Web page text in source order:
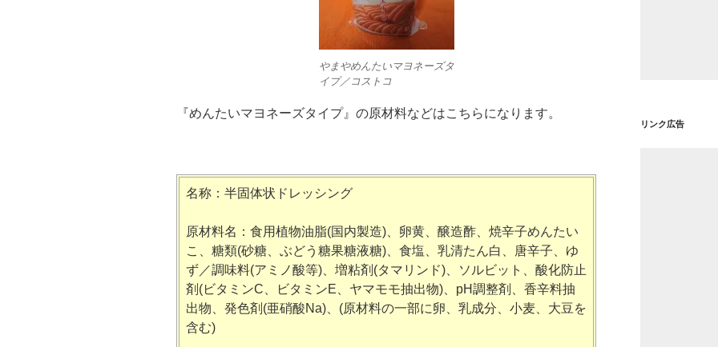
やまやめんたいマヨネーズタ
イプ／コストコ
『めんたいマヨネーズタイプ』の原材料などはこちらになります。
名称：半固体状ドレッシング
原材料名：食用植物油脂(国内製造)、卵黄、醸造酢、焼辛子めんたい
こ、糖類(砂糖、ぶどう糖果糖液糖)、食塩、乳清たん白、唐辛子、ゆ
ず／調味料(アミノ酸等)、増粘剤(タマリンド)、ソルビット、酸化防止
剤(ビタミンC、ビタミンE、ヤマモモ抽出物)、pH調整剤、香辛料抽
出物、発色剤(亜硝酸Na)、(原材料の一部に卵、乳成分、小麦、大豆を
含む)
リンク広告